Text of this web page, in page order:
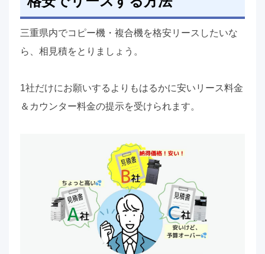
三重県内でコピー機・複合機を格安リースしたいな
ら、相見積をとりましょう。
1社だけにお願いするよりもはるかに安いリース料金
＆カウンター料金の提示を受けられます。